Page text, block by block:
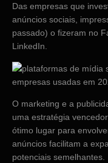
Das empresas que
anúncios sociais,
passado) o fizeram no
LinkedIn.
O marketing e a
uma estratégia
ótimo lugar para
anúncios facilitam a
potenciais semelhantes.